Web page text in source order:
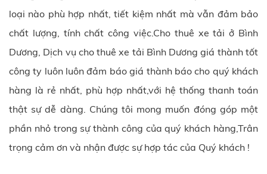
loại nào phù hợp nhất, tiết kiệm nhất mà vẫn đảm bảo
chất lượng, tính chất công việc.Cho thuê xe tải ở Bình
Dương, Dịch vụ cho thuê xe tải Bình Dương giá thành tốt
công ty luôn luôn đảm báo giá thành báo cho quý khách
hàng là rẻ nhất, phù hợp nhất,với hệ thống thanh toán
thật sự dễ dàng. Chúng tôi mong muốn đóng góp một
phần nhỏ trong sự thành công của quý khách hàng,Trân
trọng cảm ơn và nhận được sự hợp tác của Quý khách !